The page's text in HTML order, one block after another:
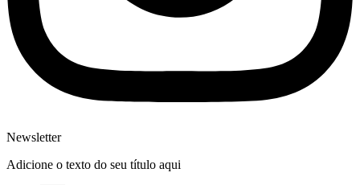
Newsletter
Adicione o texto do seu título aqui